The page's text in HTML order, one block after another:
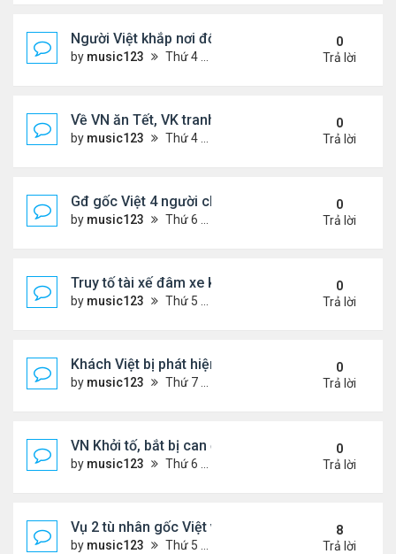
Người Việt khắp nơi đổ về chợ hoa Phước Lộc Thọ
by music123 Thứ 4 Tháng 2 11, 2026 7:58 pm
0
Trả lời
Về VN ăn Tết, VK tranh thủ làm đẹp, chữa hiếm
by music123 Thứ 4 Tháng 2 11, 2026 7:47 pm
0
Trả lời
Gđ gốc Việt 4 người chết ở Canada năm 2023...
by music123 Thứ 6 Tháng 2 06, 2026 6:09 pm
0
Trả lời
Truy tố tài xế đâm xe khiến hai anh em song sinh
by music123 Thứ 5 Tháng 2 05, 2026 7:04 pm
0
Trả lời
Khách Việt bị phát hiện giấu hạt giống rau trong
by music123 Thứ 7 Tháng 1 31, 2026 3:54 pm
0
Trả lời
VN Khởi tố, bắt bị can để tạm giam đối với
by music123 Thứ 6 Tháng 1 30, 2026 7:20 am
0
Trả lời
Vụ 2 tù nhân gốc Việt vượt ngục ly kỳ
by music123 Thứ 5 Tháng 1 29, 2026 6:49 pm
8
Trả lời